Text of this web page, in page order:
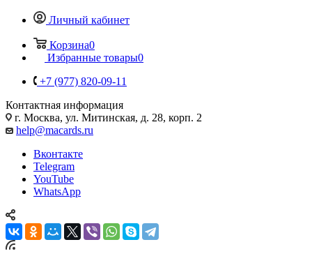
Личный кабинет
Корзина0
Избранные товары0
+7 (977) 820-09-11
Контактная информация
г. Москва, ул. Митинская, д. 28, корп. 2
help@macards.ru
Вконтакте
Telegram
YouTube
WhatsApp